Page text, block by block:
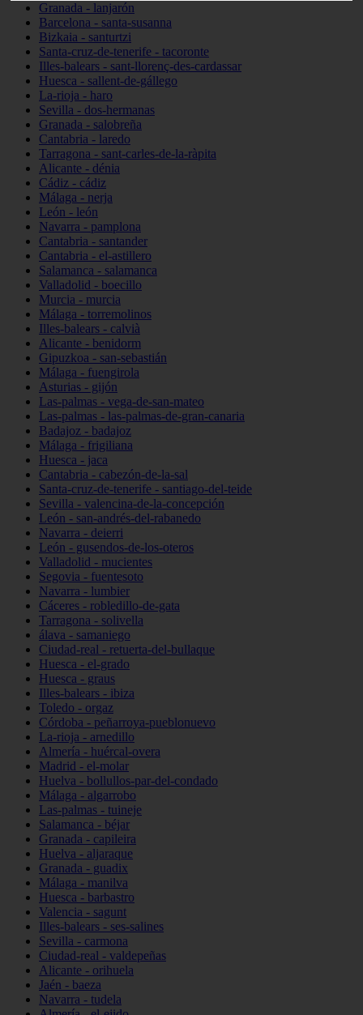
Granada - lanjarón
Barcelona - santa-susanna
Bizkaia - santurtzi
Santa-cruz-de-tenerife - tacoronte
Illes-balears - sant-llorenç-des-cardassar
Huesca - sallent-de-gállego
La-rioja - haro
Sevilla - dos-hermanas
Granada - salobreña
Cantabria - laredo
Tarragona - sant-carles-de-la-ràpita
Alicante - dénia
Cádiz - cádiz
Málaga - nerja
León - león
Navarra - pamplona
Cantabria - santander
Cantabria - el-astillero
Salamanca - salamanca
Valladolid - boecillo
Murcia - murcia
Málaga - torremolinos
Illes-balears - calvià
Alicante - benidorm
Gipuzkoa - san-sebastián
Málaga - fuengirola
Asturias - gijón
Las-palmas - vega-de-san-mateo
Las-palmas - las-palmas-de-gran-canaria
Badajoz - badajoz
Málaga - frigiliana
Huesca - jaca
Cantabria - cabezón-de-la-sal
Santa-cruz-de-tenerife - santiago-del-teide
Sevilla - valencina-de-la-concepción
León - san-andrés-del-rabanedo
Navarra - deierri
León - gusendos-de-los-oteros
Valladolid - mucientes
Segovia - fuentesoto
Navarra - lumbier
Cáceres - robledillo-de-gata
Tarragona - solivella
álava - samaniego
Ciudad-real - retuerta-del-bullaque
Huesca - el-grado
Huesca - graus
Illes-balears - ibiza
Toledo - orgaz
Córdoba - peñarroya-pueblonuevo
La-rioja - arnedillo
Almería - huércal-overa
Madrid - el-molar
Huelva - bollullos-par-del-condado
Málaga - algarrobo
Las-palmas - tuineje
Salamanca - béjar
Granada - capileira
Huelva - aljaraque
Granada - guadix
Málaga - manilva
Huesca - barbastro
Valencia - sagunt
Illes-balears - ses-salines
Sevilla - carmona
Ciudad-real - valdepeñas
Alicante - orihuela
Jaén - baeza
Navarra - tudela